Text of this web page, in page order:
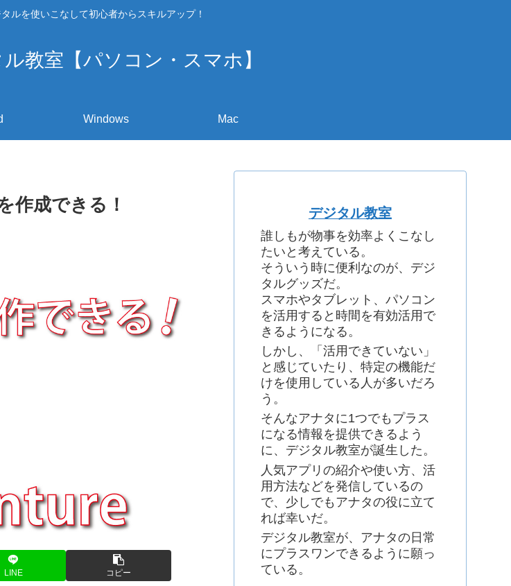
ルを使いこなして初心者からスキルアップ！
教室【パソコン・スマホ】
Windows Mac
作成できる！
LINE コピー
デジタル教室
誰しもが物事を効率よくこなし
たいと考えている。
そういう時に便利なのが、デジ
タルグッズだ。
スマホやタブレット、パソコン
を活用すると時間を有効活用で
きるようになる。
しかし、「活用できていない」
と感じていたり、特定の機能だ
けを使用している人が多いだろ
う。
そんなアナタに1つでもプラス
になる情報を提供できるよう
に、デジタル教室が誕生した。
人気アプリの紹介や使い方、活
用方法などを発信しているの
で、少しでもアナタの役に立て
れば幸いだ。
デジタル教室が、アナタの日常
にプラスワンできるように願っ
ている。